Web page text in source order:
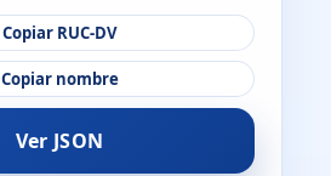
Copiar RUC-DV
Copiar nombre
Ver JSON